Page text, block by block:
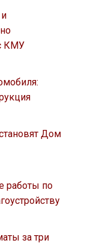
КМУ
Дом
работы по
за три